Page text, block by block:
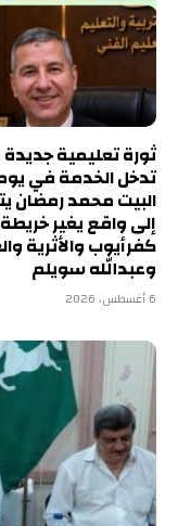
تدخل الخدمة في
البيت محمد رمضان
إلى واقع يغير
كفرأيوب والأثرية
وعبدالله سويلم
6 أغسطس، 2026